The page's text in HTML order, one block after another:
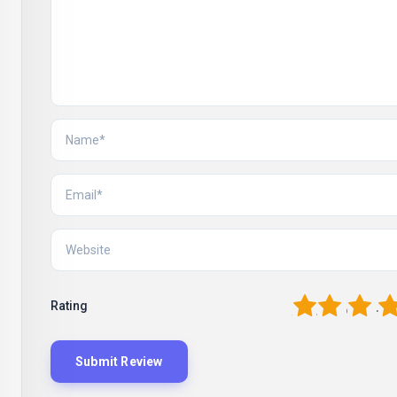
Rating 4
3
2